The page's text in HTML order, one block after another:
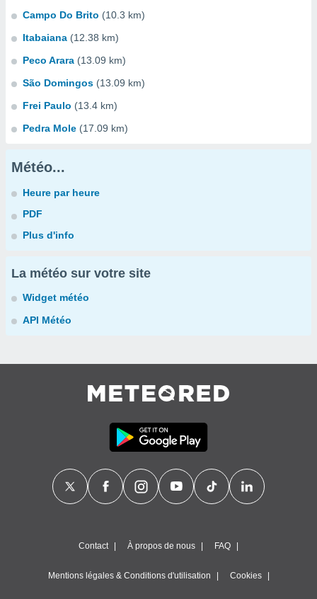
Campo Do Brito (10.3 km)
Itabaiana (12.38 km)
Peco Arara (13.09 km)
São Domingos (13.09 km)
Frei Paulo (13.4 km)
Pedra Mole (17.09 km)
Météo...
Heure par heure
PDF
Plus d'info
La météo sur votre site
Widget météo
API Météo
Contact À propos de nous FAQ
Mentions légales & Conditions d'utilisation Cookies